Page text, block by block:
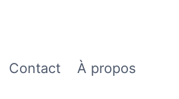
Contact À propos